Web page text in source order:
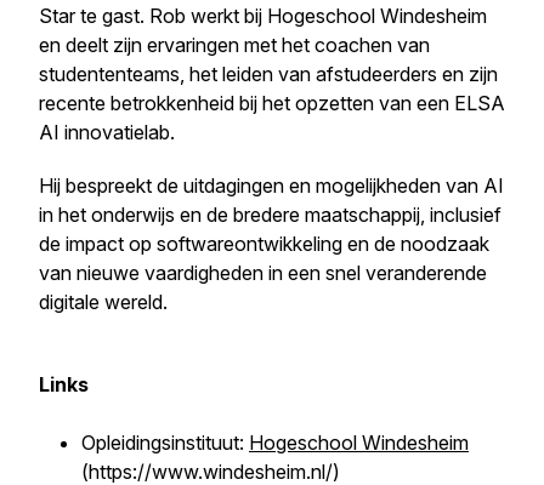
Star te gast. Rob werkt bij Hogeschool Windesheim
en deelt zijn ervaringen met het coachen van
studententeams, het leiden van afstudeerders en zijn
recente betrokkenheid bij het opzetten van een ELSA
AI innovatielab.
Hij bespreekt de uitdagingen en mogelijkheden van AI
in het onderwijs en de bredere maatschappij, inclusief
de impact op softwareontwikkeling en de noodzaak
van nieuwe vaardigheden in een snel veranderende
digitale wereld.
Links
Opleidingsinstituut: Hogeschool Windesheim
(https://www.windesheim.nl/)